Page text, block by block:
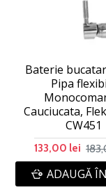
Baterie
Pipa
Cauciucata,
CW451
133,00 lei
ADAUGĂ